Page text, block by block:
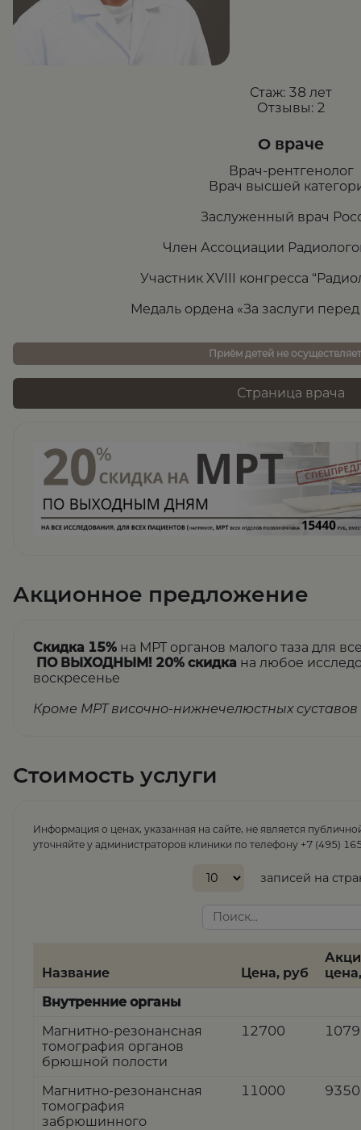
Стаж: 38 лет
Отзывы: 2
О враче
Врач-рентгенолог
Врач высшей
Заслуженный врач
Член Ассоциации
Участник XVIII конгресса
Медаль ордена «За заслуги
Приём детей не
Страница врача
Акционное предложение
Скидка 15% на МРТ органов малого таза для
ПО ВЫХОДНЫМ! 20% скидка на любое
воскресенье
Кроме МРТ височно-нижнечелюстных суставов
Стоимость услуги
Информация о ценах, указанная на сайте, не является
уточняйте у администраторов клиники по телефону +7 (495)
записей на
Название Цена, руб
Внутренние органы
Магнитно-резонансная
томография органов
брюшной полости
12700
Магнитно-резонансная
томография
забрюшинного
11000 9350